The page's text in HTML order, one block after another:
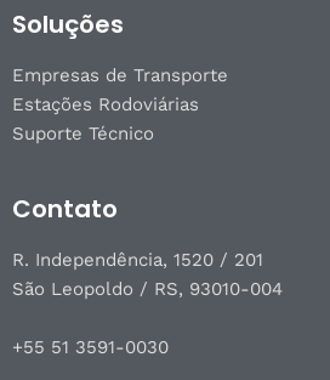
Soluções
Empresas de Transporte
Estações Rodoviárias
Suporte Técnico
Contato
R. Independência, 1520 / 201
São Leopoldo / RS, 93010-004
+55 51 3591-0030